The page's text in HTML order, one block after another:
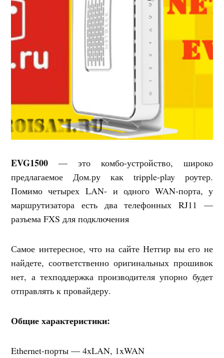
EVG1500 — это комбо-устройство, широко
предлагаемое Дом.ру как tripple-play роутер.
Помимо четырех LAN- и одного WAN-порта, у
маршрутизатора есть два телефонных RJ11 —
разъема FXS для подключения
Самое интересное, что на сайте Нетгир вы его не
найдете, соответственно оригинальных прошивок
нет, а техподдержка производителя упорно будет
отправлять к провайдеру.
Общие характеристики:
Ethernet-порты — 4xLAN, 1xWAN